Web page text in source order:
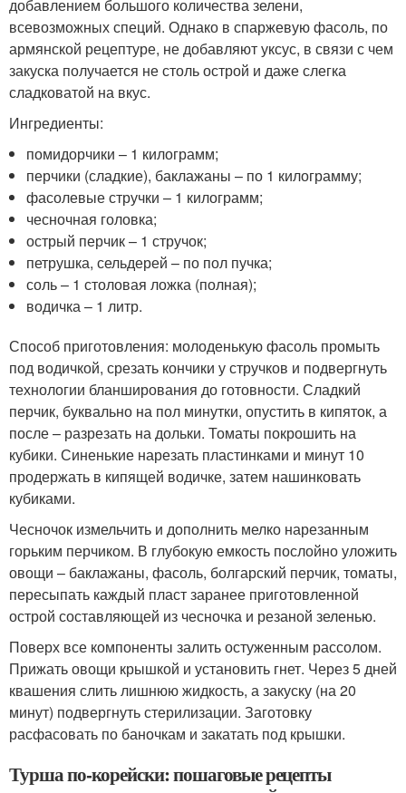
добавлением большого количества зелени,
всевозможных специй. Однако в спаржевую фасоль, по
армянской рецептуре, не добавляют уксус, в связи с чем
закуска получается не столь острой и даже слегка
сладковатой на вкус.
Ингредиенты:
помидорчики – 1 килограмм;
перчики (сладкие), баклажаны – по 1 килограмму;
фасолевые стручки – 1 килограмм;
чесночная головка;
острый перчик – 1 стручок;
петрушка, сельдерей – по пол пучка;
соль – 1 столовая ложка (полная);
водичка – 1 литр.
Способ приготовления: молоденькую фасоль промыть
под водичкой, срезать кончики у стручков и подвергнуть
технологии бланширования до готовности. Сладкий
перчик, буквально на пол минутки, опустить в кипяток, а
после – разрезать на дольки. Томаты покрошить на
кубики. Синенькие нарезать пластинками и минут 10
продержать в кипящей водичке, затем нашинковать
кубиками.
Чесночок измельчить и дополнить мелко нарезанным
горьким перчиком. В глубокую емкость послойно уложить
овощи – баклажаны, фасоль, болгарский перчик, томаты,
пересыпать каждый пласт заранее приготовленной
острой составляющей из чесночка и резаной зеленью.
Поверх все компоненты залить остуженным рассолом.
Прижать овощи крышкой и установить гнет. Через 5 дней
квашения слить лишнюю жидкость, а закуску (на 20
минут) подвергнуть стерилизации. Заготовку
расфасовать по баночкам и закатать под крышки.
Турша по-корейски: пошаговые рецепты